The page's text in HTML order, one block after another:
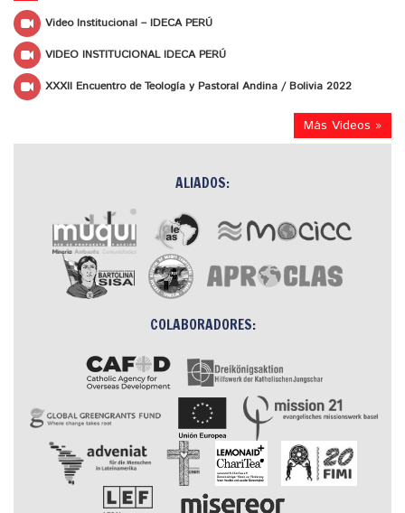
Video Institucional – IDECA PERÚ
VIDEO INSTITUCIONAL IDECA PERÚ
XXXII Encuentro de Teología y Pastoral Andina / Bolivia 2022
Más Videos »
ALIADOS:
COLABORADORES: